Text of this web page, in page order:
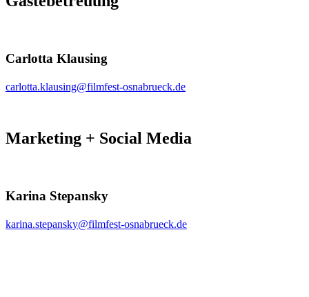
Carlotta Klausing
carlotta.klausing@filmfest-osnabrueck.de
Marketing + Social Media
Karina Stepansky
karina.stepansky@filmfest-osnabrueck.de